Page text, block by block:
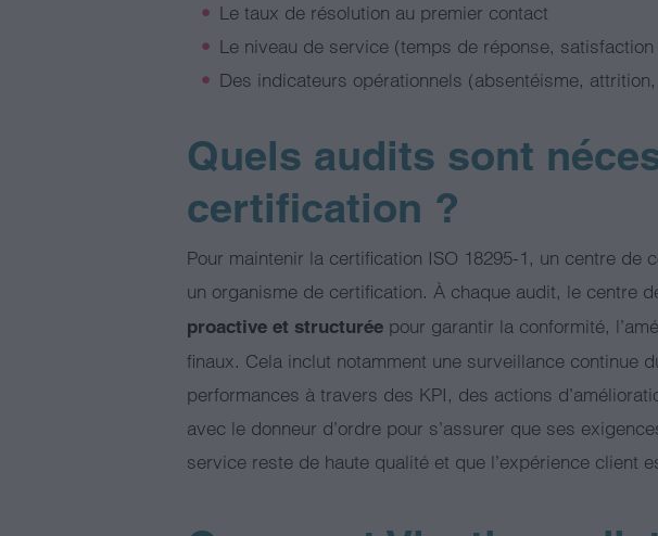
Le taux de résolution au premier contact
Le niveau de service (temps de réponse,
Des indicateurs opérationnels (absentéisme,
Quels audits sont
certification ?
Pour maintenir la certification ISO 18295-1, un centre
un organisme de certification. À chaque audit, le centre
proactive et structurée pour garantir la conformité,
finaux. Cela inclut notamment une surveillance continue
performances à travers des KPI, des actions
avec le donneur d’ordre pour s’assurer que ses
service reste de haute qualité et que l’expérience client